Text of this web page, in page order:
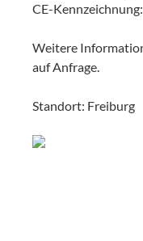
CE-
Weitere
auf Anfrage.
Standort: Freiburg